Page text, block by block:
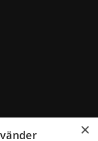
×